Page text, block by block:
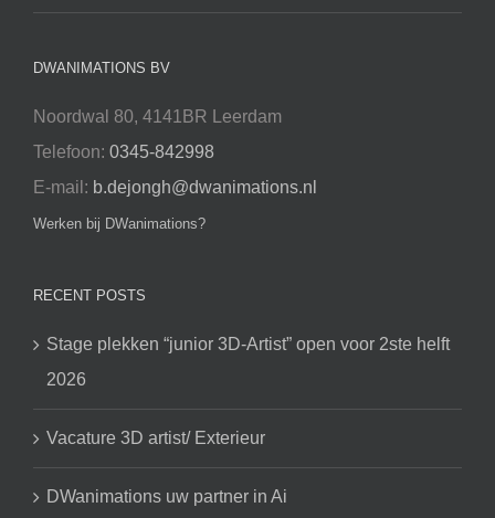
DWANIMATIONS BV
Noordwal 80, 4141BR Leerdam
Telefoon: 0345-842998
E-mail: b.dejongh@dwanimations.nl
Werken bij DWanimations?
RECENT POSTS
Stage plekken “junior 3D-Artist” open voor 2ste helft
2026
Vacature 3D artist/ Exterieur
DWanimations uw partner in Ai